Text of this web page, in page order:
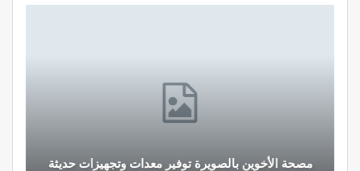
مصحة الأخوين بالصويرة توفير معدات وتجهيزات حديثة